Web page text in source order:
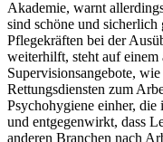
Akademie, warnt
sind schöne und sicherlich
Pflegekräften bei der
weiterhilft, steht auf
Supervisionsangebote,
Rettungsdiensten zum
Psychohygiene einher,
und entgegenwirkt, dass
anderen Branchen nach